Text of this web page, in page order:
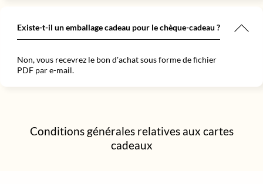
Existe-t-il un emballage cadeau pour le chèque-cadeau ?
Non, vous recevrez le bon d'achat sous forme de fichier
PDF par e-mail.
Conditions générales relatives aux cartes
cadeaux